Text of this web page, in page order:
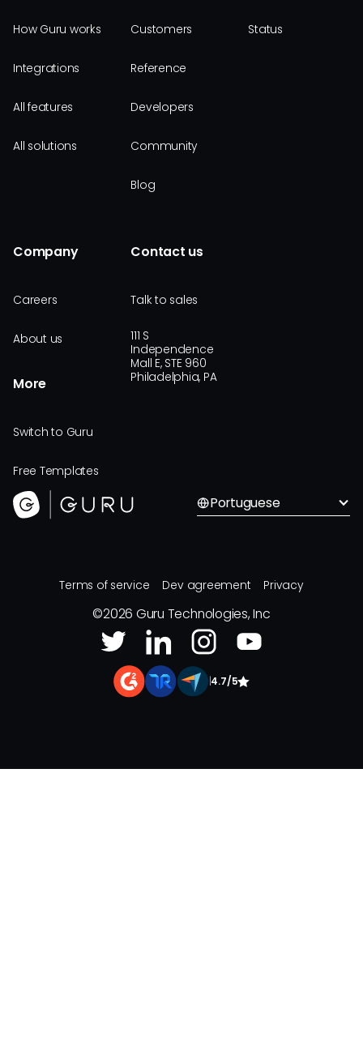
How Guru works
Integrations
All features
All solutions
Customers
Reference
Developers
Community
Blog
Status
Company
Careers
About us
More
Switch to Guru
Free Templates
Contact us
Talk to sales
111 S
Independence
Mall E, STE 960
Philadelphia, PA
Portuguese
Terms of service Dev agreement Privacy
©2026 Guru Technologies, Inc
|4.7/5